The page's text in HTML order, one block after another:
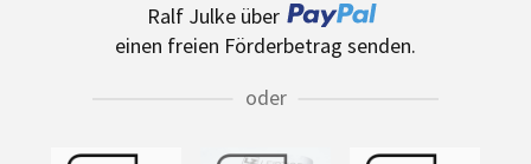
Ralf Julke über
einen freien Förderbetrag senden.
oder